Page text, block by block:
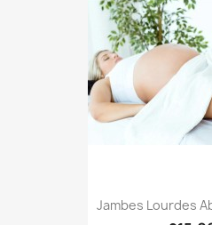
Jambes Lourdes